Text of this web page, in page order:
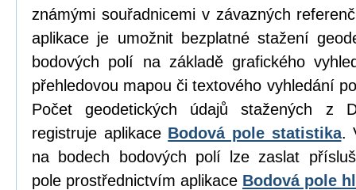
známými souřadnicemi v závazných
aplikace je umožnit bezplatné stažení
bodových polí na základě grafického
přehledovou mapou či textového vyhledání
Počet geodetických údajů stažených z
registruje aplikace Bodová pole statistika.
na bodech bodových polí lze zaslat
pole prostřednictvím aplikace Bodová pole